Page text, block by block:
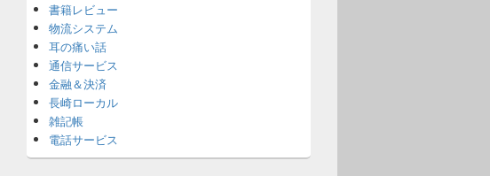
書籍レビュー
物流システム
耳の痛い話
通信サービス
金融＆決済
長崎ローカル
雑記帳
電話サービス